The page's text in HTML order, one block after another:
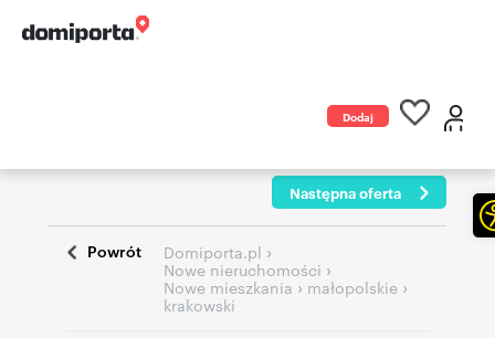
Dodaj
Następna oferta
Powrót Domiporta.pl ›
Nowe nieruchomości ›
Nowe mieszkania › małopolskie ›
krakowski